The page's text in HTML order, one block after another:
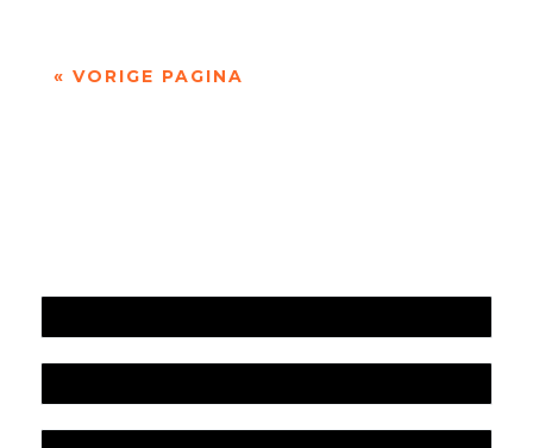
« VORIGE PAGINA